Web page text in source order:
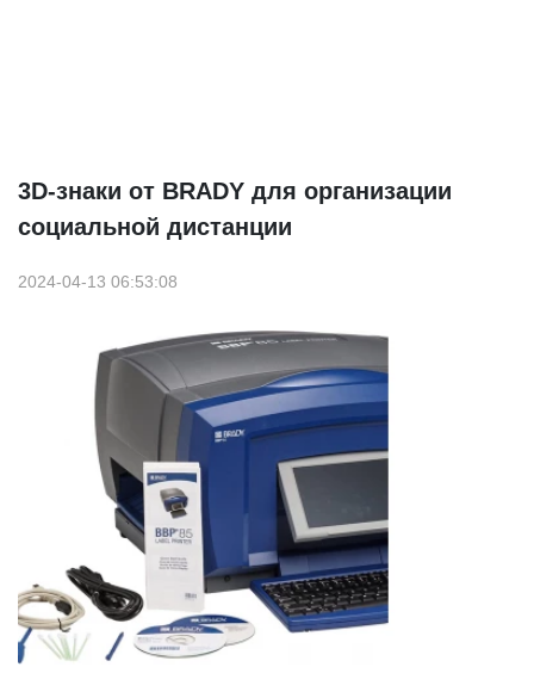
3D-знаки от BRADY для организации
социальной дистанции
2024-04-13 06:53:08